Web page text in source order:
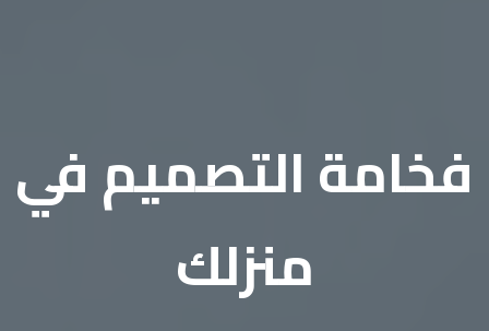
فخامة التصميم في
منزلك